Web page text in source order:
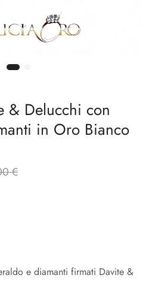
& Delucchi con
in Oro Bianco
€
e diamanti firmati Davite &